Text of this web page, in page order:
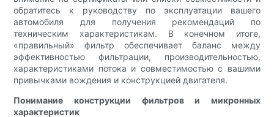
обратитесь к руководству по эксплуатации вашего
автомобиля для получения рекомендаций по
техническим характеристикам. В конечном итоге,
«правильный» фильтр обеспечивает баланс между
эффективностью фильтрации, производительностью,
характеристиками потока и совместимостью с вашими
привычками вождения и конструкцией двигателя.
Понимание конструкции фильтров и микронных
характеристик